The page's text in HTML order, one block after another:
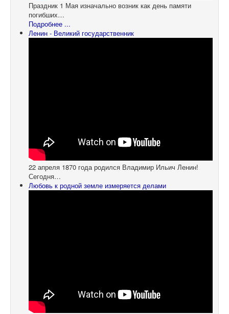
Праздник 1 Мая изначально возник как день памяти
погибших…
Подробнее ...
Ленин - Великий государственник
22 апреля 1870 года родился Владимир Ильич Ленин!
Сегодня…
Любовь к родной земле измеряется делами